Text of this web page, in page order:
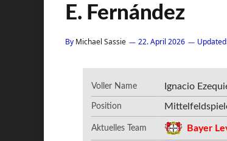
E. Fernández
By Michael Sassie 22. April 2026
Voller Name Ignacio
Position
Aktuelles Team Bayer